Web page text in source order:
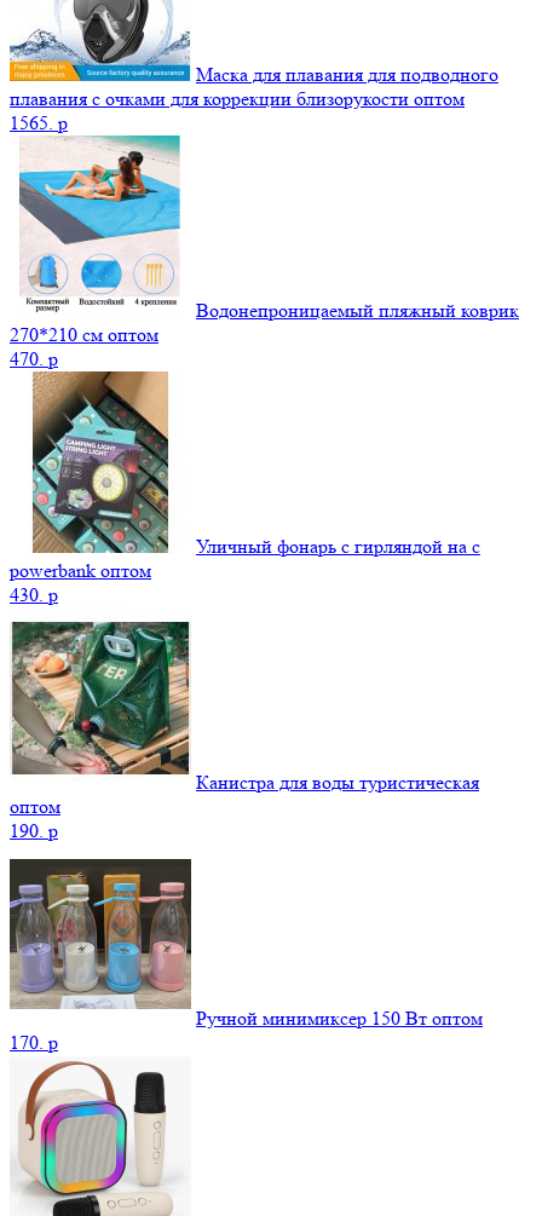
Маска для плавания для подводного
плавания с очками для коррекции близорукости оптом
1565. p
Водонепроницаемый пляжный коврик
270*210 см оптом
470. p
Уличный фонарь с гирляндой на с
powerbank оптом
430. p
Канистра для воды туристическая
оптом
190. p
Ручной минимиксер 150 Вт оптом
170. p